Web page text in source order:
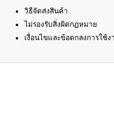
วิธีจัดส่งสินค้า
ไม่รองรับสิ่งผิดกฏหมาย
เงื่อนไขและข้อตกลงการใช้ง